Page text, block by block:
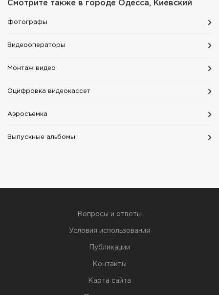
Смотрите также в городе Одесса, Киевский
Фотографы
Видеооператоры
Монтаж видео
Оцифровка видеокассет
Аэросъемка
Выпускные альбомы
Вопросы и ответы
Условия использования
Публикации
Контакты
Карта сайта